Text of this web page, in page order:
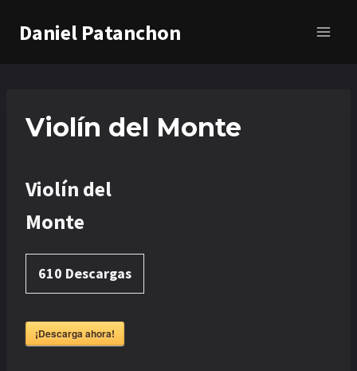
Daniel Patanchon
Violín del Monte
Violín del
Monte
610 Descargas
¡Descarga ahora!